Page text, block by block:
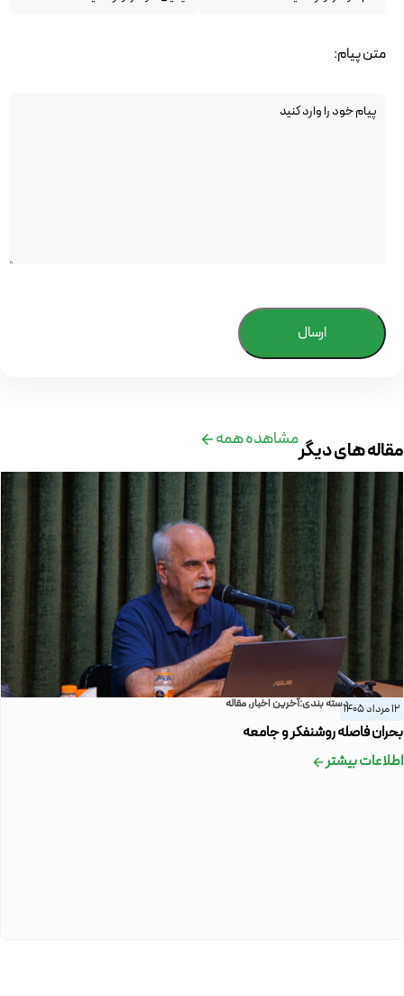
متن پیام:
ارسال
مقاله های دیگرمشاهده همه
12 مرداد 1405 دسته بندی:آخرین اخبار,مقاله
بحران فاصله روشنفکر و جامعه
اطلاعات بیشتر